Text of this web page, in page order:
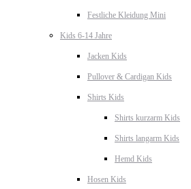
Festliche Kleidung Mini
Kids 6-14 Jahre
Jacken Kids
Pullover & Cardigan Kids
Shirts Kids
Shirts kurzarm Kids
Shirts langarm Kids
Hemd Kids
Hosen Kids